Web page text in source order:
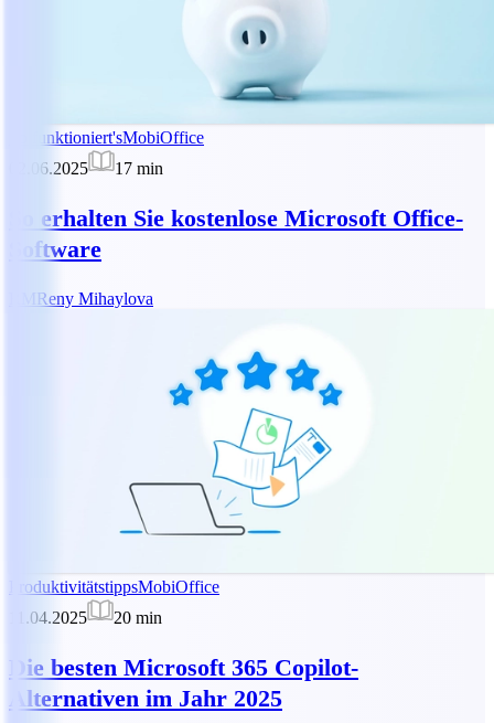
So funktioniert'sMobiOffice
02.06.2025
17 min
So erhalten Sie kostenlose Microsoft Office-
Software
Reny Mihaylova
ProduktivitätstippsMobiOffice
11.04.2025
20 min
Die besten Microsoft 365 Copilot-
Alternativen im Jahr 2025